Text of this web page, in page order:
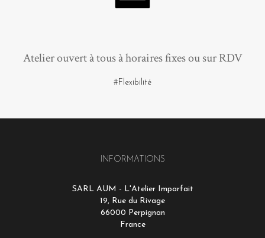
Atelier ouvert à tous à horaires fixes ou sur RDV
#Flexibilité
INFORMATIONS
SARL AUM - L'Atelier Imparfait
19, Rue du Rivage
66000 Perpignan
France